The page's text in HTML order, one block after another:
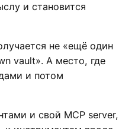
и становится
не «ещё один
vault». А место, где
и потом
и свой MCP server,